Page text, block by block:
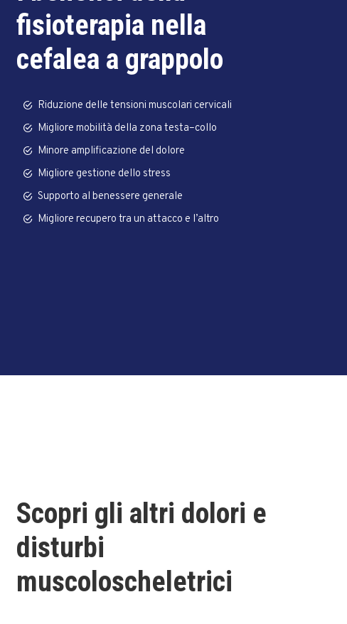
fisioterapia nella
cefalea a grappolo
Riduzione delle tensioni muscolari cervicali
Migliore mobilità della zona testa–collo
Minore amplificazione del dolore
Migliore gestione dello stress
Supporto al benessere generale
Migliore recupero tra un attacco e l’altro
Scopri gli altri dolori e
disturbi
muscoloscheletrici